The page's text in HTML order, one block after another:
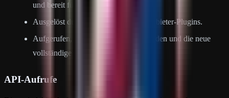
und bereit für die Nutzung ist.
Ausgelöst durch Aktionen von Drittanbieter-Plugins.
Aufgerufen, wenn Bilder entfernt wurden und die neue
vollständige Liste verfügbar ist.
API-Aufrufe